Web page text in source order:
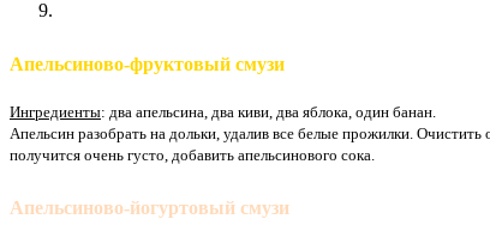
Апельсиново-фруктовый смузи
Ингредиенты: два апельсина, два киви, два яблока, один банан.
Апельсин разобрать на дольки, удалив все белые прожилки.
получится очень густо, добавить апельсинового сока.
Апельсиново-йогуртовый смузи